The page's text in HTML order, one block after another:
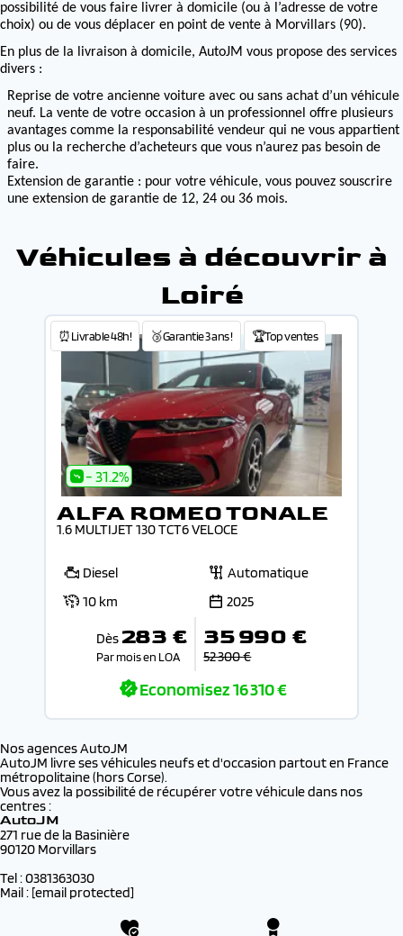
possibilité de vous faire livrer à domicile (ou à l’adresse de votre
choix) ou de vous déplacer en point de vente à Morvillars (90).
En plus de la livraison à domicile, AutoJM vous propose des services
divers :
Reprise de votre ancienne voiture avec ou sans achat d’un véhicule
neuf. La vente de votre occasion à un professionnel offre plusieurs
avantages comme la responsabilité vendeur qui ne vous appartient
plus ou la recherche d’acheteurs que vous n’aurez pas besoin de
faire.
Extension de garantie : pour votre véhicule, vous pouvez souscrire
une extension de garantie de 12, 24 ou 36 mois.
Véhicules à découvrir à
Loiré
⏰Livrable 48h! 🥉Garantie 3 ans ! 🏆Top ventes
- 31.2%
ALFA ROMEO TONALE
1.6 MULTIJET 130 TCT6 VELOCE
Diesel
Automatique
10 km
2025
Dès 283 €
Par mois en LOA
35 990 €
52 300 €
Economisez16 310 €
Nos agences AutoJM
AutoJM livre ses véhicules neufs et d'occasion partout en France
métropolitaine (hors Corse).
Vous avez la possibilité de récupérer votre véhicule dans nos
centres :
AutoJM
271 rue de la Basinière
90120 Morvillars
Tel : 0381363030
Mail : [email protected]